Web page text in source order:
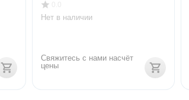
Нет в наличии
Свяжитесь с нами насчёт
цены